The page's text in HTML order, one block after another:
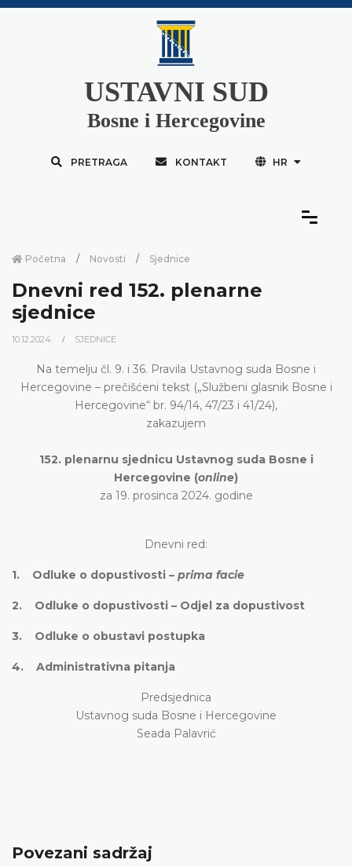
USTAVNI SUD
Bosne i Hercegovine
PRETRAGA KONTAKT HR
Početna Novosti Sjednice
Dnevni red 152. plenarne
sjednice
10.12.2024. SJEDNICE
Na temelju čl. 9. i 36. Pravila Ustavnog suda Bosne i
Hercegovine – prečišćeni tekst („Službeni glasnik Bosne i
Hercegovine“ br. 94/14, 47/23 i 41/24),
zakazujem
152. plenarnu sjednicu Ustavnog suda Bosne i
Hercegovine (online)
za 19. prosinca 2024. godine
Dnevni red:
1. Odluke o dopustivosti – prima facie
2. Odluke o dopustivosti – Odjel za dopustivost
3. Odluke o obustavi postupka
4. Administrativna pitanja
Predsjednica
Ustavnog suda Bosne i Hercegovine
Seada Palavrić
Povezani sadržaj